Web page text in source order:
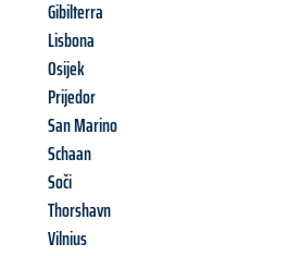
Gibilterra
Lisbona
Osijek
Prijedor
San Marino
Schaan
Soči
Thorshavn
Vilnius